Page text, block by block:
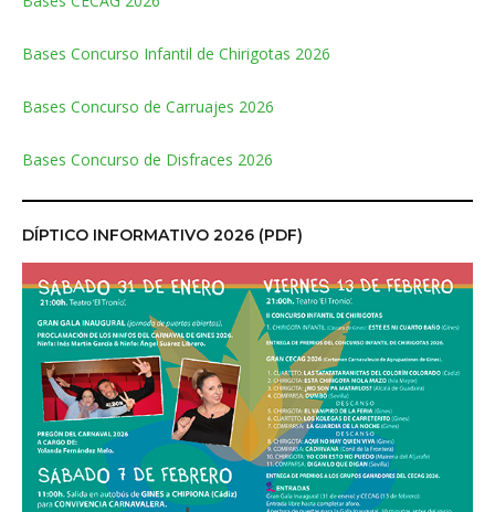
Bases Concurso Infantil de Chirigotas 2026
Bases Concurso de Carruajes 2026
Bases Concurso de Disfraces 2026
DÍPTICO INFORMATIVO 2026 (PDF)